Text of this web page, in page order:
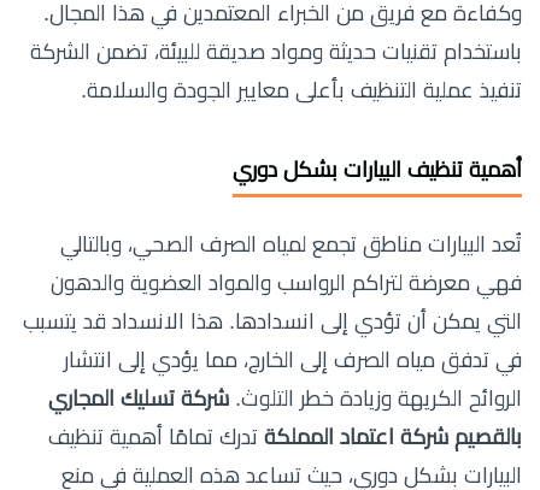
وكفاءة مع فريق من الخبراء المعتمدين في هذا المجال.
باستخدام تقنيات حديثة ومواد صديقة للبيئة، تضمن الشركة
تنفيذ عملية التنظيف بأعلى معايير الجودة والسلامة.
أهمية تنظيف البيارات بشكل دوري
تُعد البيارات مناطق تجمع لمياه الصرف الصحي، وبالتالي
فهي معرضة لتراكم الرواسب والمواد العضوية والدهون
التي يمكن أن تؤدي إلى انسدادها. هذا الانسداد قد يتسبب
في تدفق مياه الصرف إلى الخارج، مما يؤدي إلى انتشار
الروائح الكريهة وزيادة خطر التلوث. شركة تسليك المجاري
بالقصيم شركة اعتماد المملكة تدرك تمامًا أهمية تنظيف
البيارات بشكل دوري، حيث تساعد هذه العملية في منع